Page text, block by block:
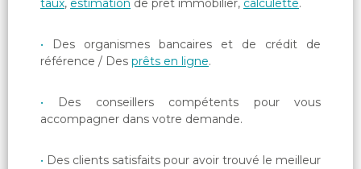
taux, estimation de prêt immobilier, calculette.
Des organismes bancaires et de crédit de
référence / Des prêts en ligne.
Des conseillers compétents pour vous
accompagner dans votre demande.
Des clients satisfaits pour avoir trouvé le meilleur